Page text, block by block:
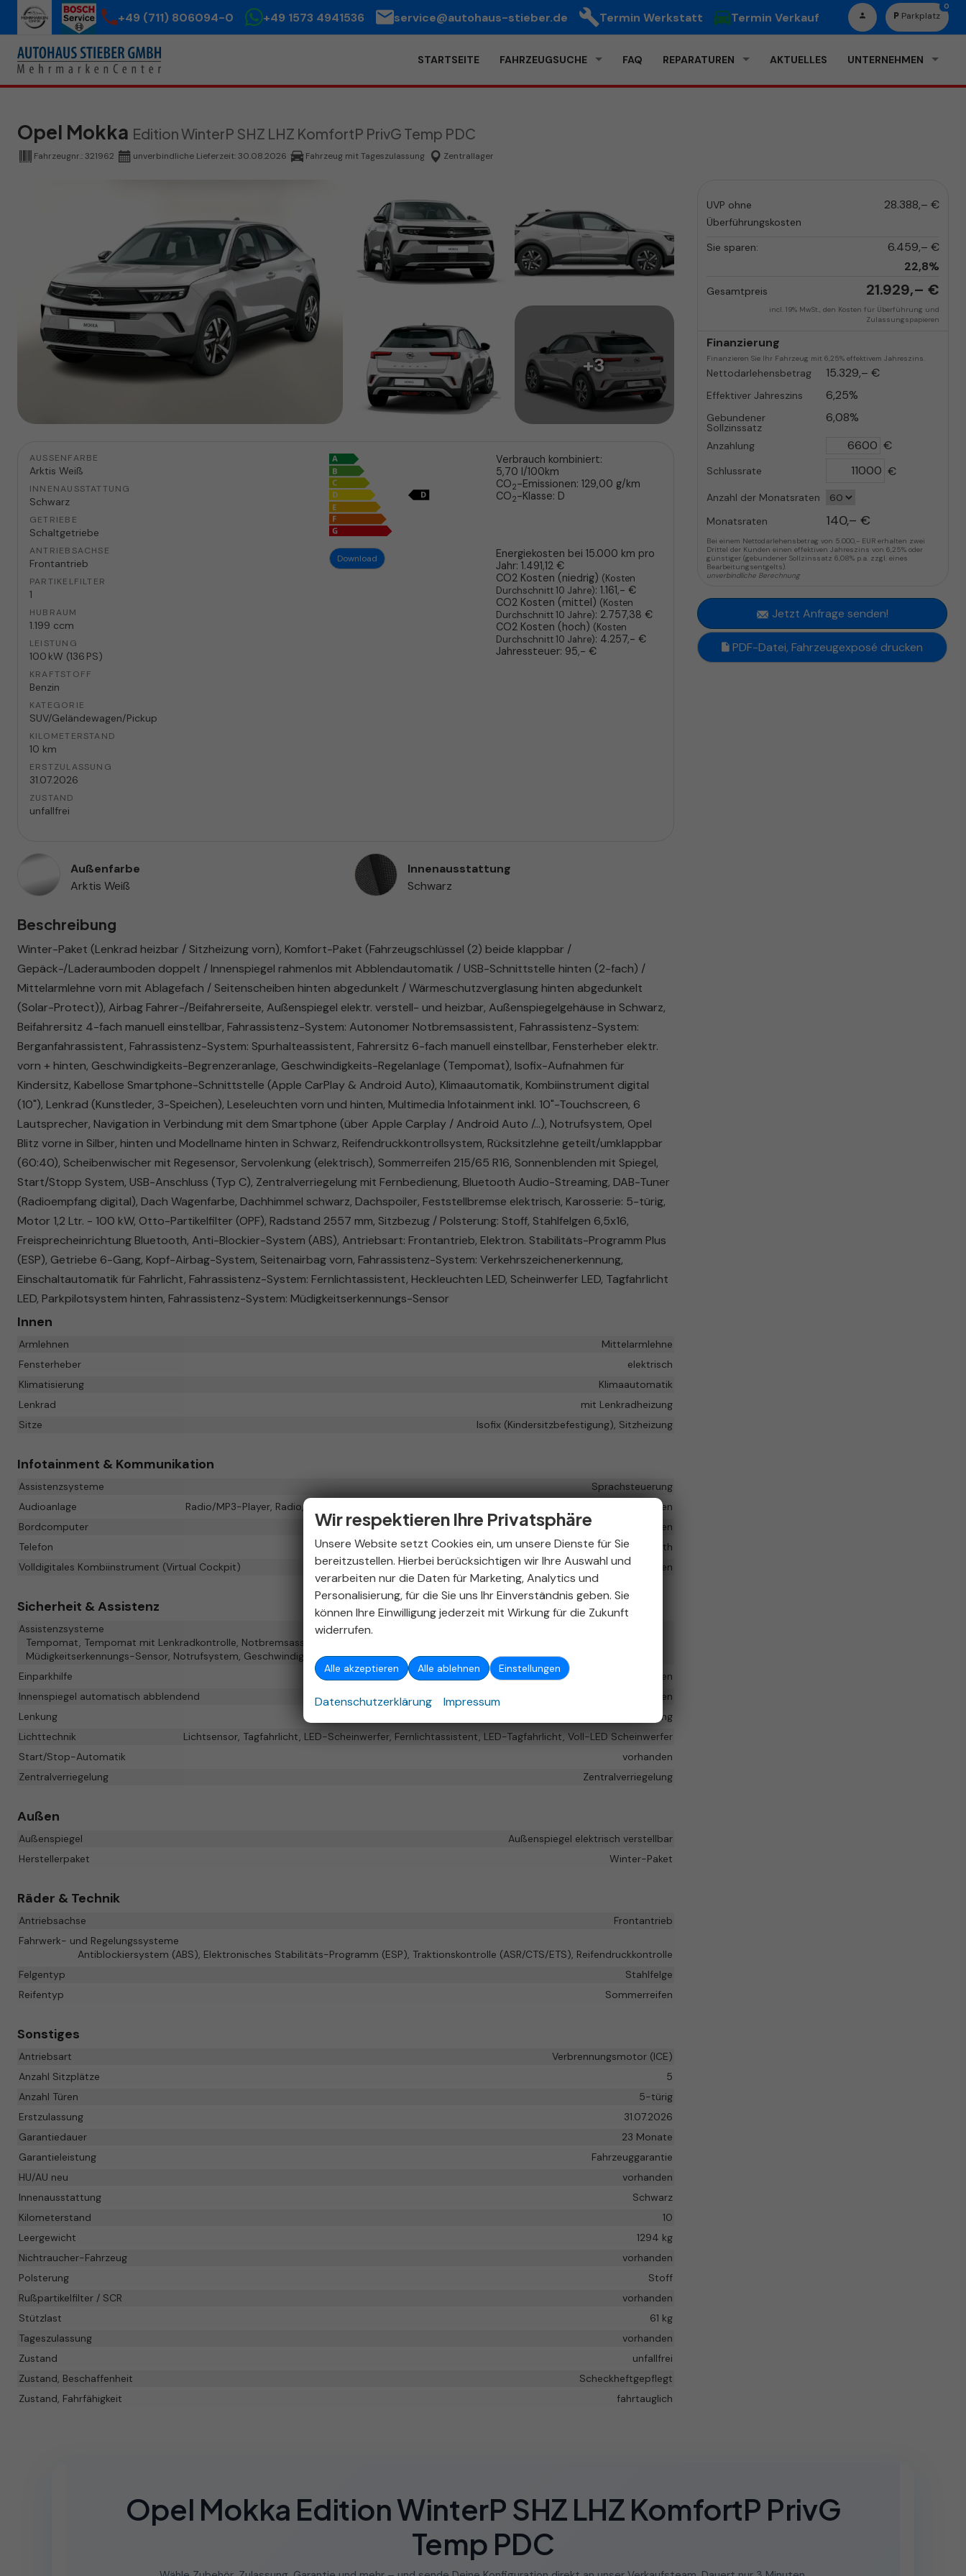
+49 (711) 806094-0 +49 1573 4941536 service@autohaus-stieber.de Termin Werkstatt Termin Verkauf Parkplatz
0
STARTSEITE FAHRZEUGSUCHE FAQ REPARATUREN AKTUELLES UNTERNEHMEN
Opel Mokka Edition WinterP SHZ LHZ KomfortP PrivG Temp PDC
Fahrzeugnr.:321962 unverbindliche Lieferzeit:30.08.2026 Fahrzeug mit Tageszulassung Zentrallager
UVP ohne
Überführungskosten
28.388,– €
Sie sparen:
6.459,– €
22,8%
Gesamtpreis 21.929,– €
incl. 19% MwSt., den Kosten für Überführung und
Zulassungspapieren
Finanzierung
Finanzieren Sie Ihr Fahrzeug mit 6,25% effektivem Jahreszins.
Nettodarlehensbetrag 15.329,– €
Effektiver Jahreszins 6,25%
Gebundener
Sollzinssatz
6,08%
Anzahlung €
Schlussrate €
Anzahl der Monatsraten
Monatsraten
140,– €
Bei einem Nettodarlehensbetrag von 5.000,- EUR erhalten zwei
Drittel der Kunden einen effektiven Jahreszins von 6,25% oder
günstiger (gebundener Sollzinssatz 6,08% p.a. zzgl. eines
Bearbeitungsentgelts).
unverbindliche Berechnung
Jetzt Anfrage senden!
PDF-Datei, Fahrzeugexposé drucken
+3
AUSSENFARBE
Arktis Weiß
INNENAUSSTATTUNG
Schwarz
GETRIEBE
Schaltgetriebe
ANTRIEBSACHSE
Frontantrieb
PARTIKELFILTER
1
HUBRAUM
1.199 ccm
LEISTUNG
100 kW (136 PS)
KRAFTSTOFF
Benzin
KATEGORIE
SUV/Geländewagen/Pickup
KILOMETERSTAND
10 km
ERSTZULASSUNG
31.07.2026
ZUSTAND
unfallfrei
Verbrauch kombiniert:
5,70 l/100km
CO2-Emissionen: 129,00 g/km
CO2-Klasse: D
Download
Energiekosten bei 15.000 km pro
Jahr: 1.491,12 €
CO2 Kosten (niedrig) (Kosten
Durchschnitt 10 Jahre): 1.161,- €
CO2 Kosten (mittel) (Kosten
Durchschnitt 10 Jahre): 2.757,38 €
CO2 Kosten (hoch) (Kosten
Durchschnitt 10 Jahre): 4.257,- €
Jahressteuer: 95,- €
Außenfarbe
Arktis Weiß
InnenausstattungInnenausstattung
Schwarz
Beschreibung
Winter-Paket (Lenkrad heizbar / Sitzheizung vorn), Komfort-Paket (Fahrzeugschlüssel (2) beide klappbar /
Gepäck-/Laderaumboden doppelt / Innenspiegel rahmenlos mit Abblendautomatik / USB-Schnittstelle hinten (2-fach) /
Mittelarmlehne vorn mit Ablagefach / Seitenscheiben hinten abgedunkelt / Wärmeschutzverglasung hinten abgedunkelt
(Solar-Protect)), Airbag Fahrer-/Beifahrerseite, Außenspiegel elektr. verstell- und heizbar, Außenspiegelgehäuse in Schwarz,
Beifahrersitz 4-fach manuell einstellbar, Fahrassistenz-System: Autonomer Notbremsassistent, Fahrassistenz-System:
Berganfahrassistent, Fahrassistenz-System: Spurhalteassistent, Fahrersitz 6-fach manuell einstellbar, Fensterheber elektr.
vorn + hinten, Geschwindigkeits-Begrenzeranlage, Geschwindigkeits-Regelanlage (Tempomat), Isofix-Aufnahmen für
Kindersitz, Kabellose Smartphone-Schnittstelle (Apple CarPlay & Android Auto), Klimaautomatik, Kombiinstrument digital
(10"), Lenkrad (Kunstleder, 3-Speichen), Leseleuchten vorn und hinten, Multimedia Infotainment inkl. 10"-Touchscreen, 6
Lautsprecher, Navigation in Verbindung mit dem Smartphone (über Apple Carplay / Android Auto /...), Notrufsystem, Opel
Blitz vorne in Silber, hinten und Modellname hinten in Schwarz, Reifendruckkontrollsystem, Rücksitzlehne geteilt/umklappbar
(60:40), Scheibenwischer mit Regesensor, Servolenkung (elektrisch), Sommerreifen 215/65 R16, Sonnenblenden mit Spiegel,
Start/Stopp System, USB-Anschluss (Typ C), Zentralverriegelung mit Fernbedienung, Bluetooth Audio-Streaming, DAB-Tuner
(Radioempfang digital), Dach Wagenfarbe, Dachhimmel schwarz, Dachspoiler, Feststellbremse elektrisch, Karosserie: 5-türig,
Motor 1,2 Ltr. - 100 kW, Otto-Partikelfilter (OPF), Radstand 2557 mm, Sitzbezug / Polsterung: Stoff, Stahlfelgen 6,5x16,
Freisprecheinrichtung Bluetooth, Anti-Blockier-System (ABS), Antriebsart: Frontantrieb, Elektron. Stabilitäts-Programm Plus
(ESP), Getriebe 6-Gang, Kopf-Airbag-System, Seitenairbag vorn, Fahrassistenz-System: Verkehrszeichenerkennung,
Einschaltautomatik für Fahrlicht, Fahrassistenz-System: Fernlichtassistent, Heckleuchten LED, Scheinwerfer LED, Tagfahrlicht
LED, Parkpilotsystem hinten, Fahrassistenz-System: Müdigkeitserkennungs-Sensor
Innen
Armlehnen
Mittelarmlehne
Fensterheber
elektrisch
Klimatisierung
Klimaautomatik
Lenkrad
mit Lenkradheizung
Sitze
Isofix (Kindersitzbefestigung), Sitzheizung
Infotainment & Kommunikation
Assistenzsysteme
Sprachsteuerung
Audioanlage
Radio/MP3-Player, Radio, Schnittstelle USB, Digitalradio DAB, Android Auto, Apple CarPlay, Touchscreen
Bordcomputer
vorhanden
Telefon
Freisprecheinrichtung, Bluetooth
Volldigitales Kombiinstrument (Virtual Cockpit)
vorhanden
Sicherheit & Assistenz
Assistenzsysteme
Tempomat, Tempomat mit Lenkradkontrolle, Notbremsassistent (City-Safety), Spurhalteassistent, Verkehrzeichenerkennung,
Müdigkeitserkennungs-Sensor, Notrufsystem, Geschwindigkeitsbegrenzer
Einparkhilfe
Park Distance Control hinten
Innenspiegel automatisch abblendend
vorhanden
Lenkung
Servolenkung
Lichttechnik
Lichtsensor, Tagfahrlicht, LED-Scheinwerfer, Fernlichtassistent, LED-Tagfahrlicht, Voll-LED Scheinwerfer
Start/Stop-Automatik
vorhanden
Zentralverriegelung
Zentralverriegelung
Außen
Außenspiegel
Außenspiegel elektrisch verstellbar
Herstellerpaket
Winter-Paket
Räder & Technik
Antriebsachse
Frontantrieb
Fahrwerk- und Regelungssysteme
Antiblockiersystem (ABS), Elektronisches Stabilitäts-Programm (ESP), Traktionskontrolle (ASR/CTS/ETS), Reifendruckkontrolle
Felgentyp
Stahlfelge
Reifentyp
Sommerreifen
Sonstiges
Antriebsart
Verbrennungsmotor (ICE)
Anzahl Sitzplätze
5
Anzahl Türen
5-türig
Erstzulassung
31.07.2026
Garantiedauer
23 Monate
Garantieleistung
Fahrzeuggarantie
HU/AU neu
vorhanden
Innenausstattung
Schwarz
Kilometerstand
10
Leergewicht
1294 kg
Nichtraucher-Fahrzeug
vorhanden
Polsterung
Stoff
Rußpartikelfilter / SCR
vorhanden
Stützlast
61 kg
Tageszulassung
vorhanden
Zustand
unfallfrei
Zustand, Beschaffenheit
Scheckheftgepflegt
Zustand, Fahrfähigkeit
fahrtauglich
Opel Mokka Edition WinterP SHZ LHZ KomfortP PrivG
Temp PDC
Wir respektieren Ihre Privatsphäre
Unsere Website setzt Cookies ein, um unsere Dienste für Sie
bereitzustellen. Hierbei berücksichtigen wir Ihre Auswahl und
verarbeiten nur die Daten für Marketing, Analytics und
Personalisierung, für die Sie uns Ihr Einverständnis geben. Sie
können Ihre Einwilligung jederzeit mit Wirkung für die Zukunft
widerrufen.
Alle akzeptieren Alle ablehnen Einstellungen
Datenschutzerklärung Impressum